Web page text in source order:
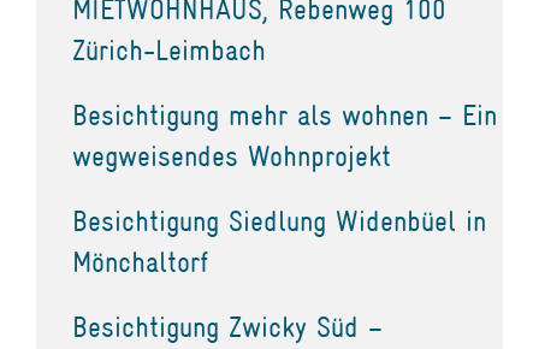
MIETWOHNHAUS, Rebenweg 100
Zürich-Leimbach
Besichtigung mehr als wohnen – Ein
wegweisendes Wohnprojekt
Besichtigung Siedlung Widenbüel in
Mönchaltorf
Besichtigung Zwicky Süd –